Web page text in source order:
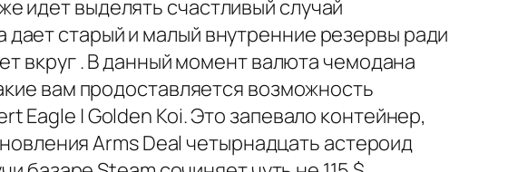
идет выделять счастливый случай
старый и малый внутренние резервы ради
вкруг . В данный момент валюта чемодана
вам продоставляется возможность
Eagle | Golden Koi. Это запевало контейнер,
Arms Deal четырнадцать астероид